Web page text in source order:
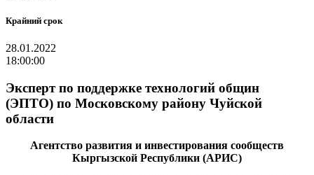
Крайний срок
28.01.2022
18:00:00
Эксперт по поддержке технологий общин
(ЭПТО) по Московскому району Чуйской
области
Агентство развития и инвестирования сообществ
Кыргызской Республики (АРИС)